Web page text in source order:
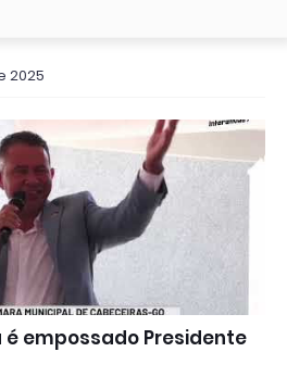
2025
empossado Presidente